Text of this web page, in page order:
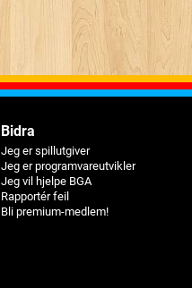
Bidra
Jeg er spillutgiver
Jeg er programvareutvikler
Jeg vil hjelpe BGA
Rapportér feil
Bli premium-medlem!